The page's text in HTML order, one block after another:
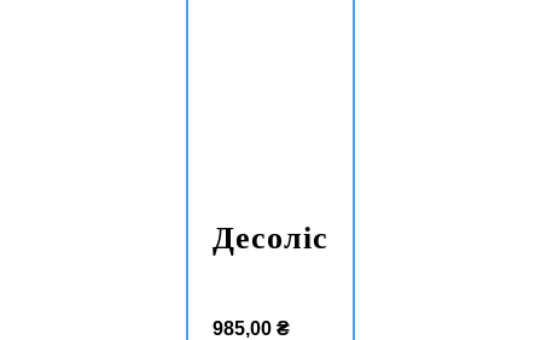
Десоліс
985,00 ₴